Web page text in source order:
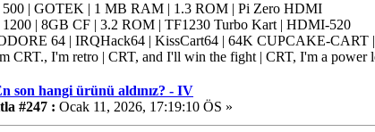
| GOTEK | 1 MB RAM | 1.3 ROM | Pi Zero HDMI
| 8GB CF | 3.2 ROM | TF1230 Turbo Kart | HDMI-520
64 | IRQHack64 | KissCart64 | 64K CUPCAKE-CART |
CRT., I'm retro | CRT, and I'll win the fight | CRT, I'm a power
son hangi ürünü aldınız? - IV
#247 : Ocak 11, 2026, 17:19:10 ÖS »